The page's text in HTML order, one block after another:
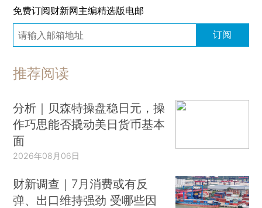
免费订阅财新网主编精选版电邮
订阅
推荐阅读
分析｜贝森特操盘稳日元，操
作巧思能否撬动美日货币基本
面
2026年08月06日
财新调查｜7月消费或有反
弹、出口维持强劲 受哪些因